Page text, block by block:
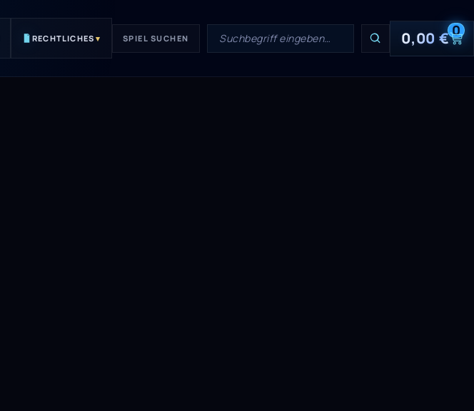
RECHTLICHES ▾ SPIEL SUCHEN 0,00€0